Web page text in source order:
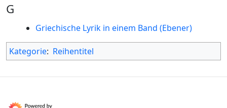
G
Griechische Lyrik in einem Band (Ebener)
Kategorie: Reihentitel